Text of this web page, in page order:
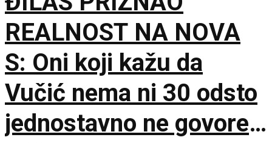
REALNOST NA NOVA
S: Oni koji kažu da
Vučić nema ni 30 odsto
jednostavno ne govore